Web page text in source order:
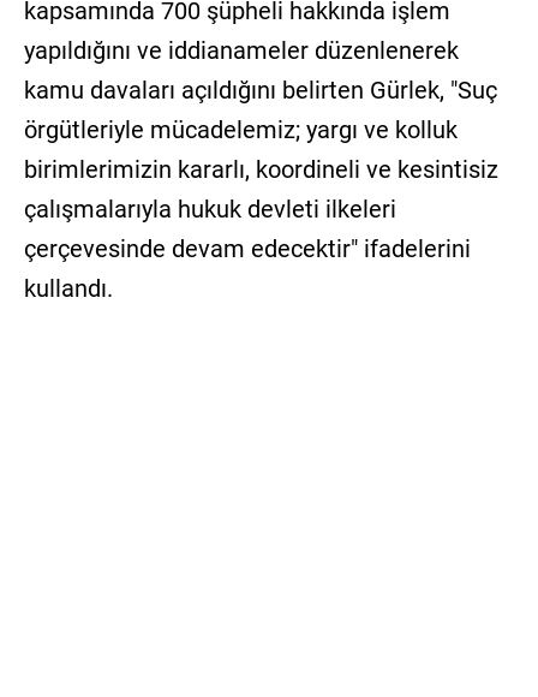
kapsamında 700 şüpheli hakkında işlem
yapıldığını ve iddianameler düzenlenerek
kamu davaları açıldığını belirten Gürlek, "Suç
örgütleriyle mücadelemiz; yargı ve kolluk
birimlerimizin kararlı, koordineli ve kesintisiz
çalışmalarıyla hukuk devleti ilkeleri
çerçevesinde devam edecektir" ifadelerini
kullandı.